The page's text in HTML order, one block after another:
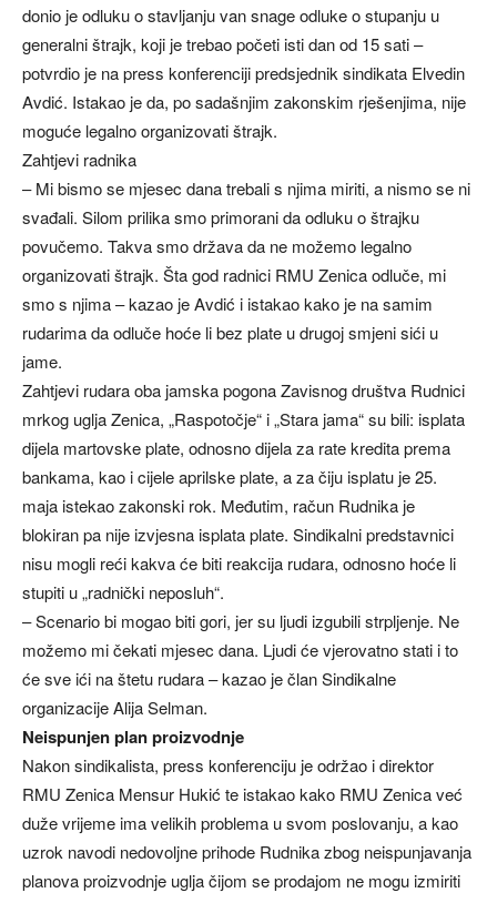
donio je odluku o stavljanju van snage odluke o stupanju u
generalni štrajk, koji je trebao početi isti dan od 15 sati –
potvrdio je na press konferenciji predsjednik sindikata Elvedin
Avdić. Istakao je da, po sadašnjim zakonskim rješenjima, nije
moguće legalno organizovati štrajk.
Zahtjevi radnika
– Mi bismo se mjesec dana trebali s njima miriti, a nismo se ni
svađali. Silom prilika smo primorani da odluku o štrajku
povučemo. Takva smo država da ne možemo legalno
organizovati štrajk. Šta god radnici RMU Zenica odluče, mi
smo s njima – kazao je Avdić i istakao kako je na samim
rudarima da odluče hoće li bez plate u drugoj smjeni sići u
jame.
Zahtjevi rudara oba jamska pogona Zavisnog društva Rudnici
mrkog uglja Zenica, „Raspotočje“ i „Stara jama“ su bili: isplata
dijela martovske plate, odnosno dijela za rate kredita prema
bankama, kao i cijele aprilske plate, a za čiju isplatu je 25.
maja istekao zakonski rok. Međutim, račun Rudnika je
blokiran pa nije izvjesna isplata plate. Sindikalni predstavnici
nisu mogli reći kakva će biti reakcija rudara, odnosno hoće li
stupiti u „radnički neposluh“.
– Scenario bi mogao biti gori, jer su ljudi izgubili strpljenje. Ne
možemo mi čekati mjesec dana. Ljudi će vjerovatno stati i to
će sve ići na štetu rudara – kazao je član Sindikalne
organizacije Alija Selman.
Neispunjen plan proizvodnje
Nakon sindikalista, press konferenciju je održao i direktor
RMU Zenica Mensur Hukić te istakao kako RMU Zenica već
duže vrijeme ima velikih problema u svom poslovanju, a kao
uzrok navodi nedovoljne prihode Rudnika zbog neispunjavanja
planova proizvodnje uglja čijom se prodajom ne mogu izmiriti